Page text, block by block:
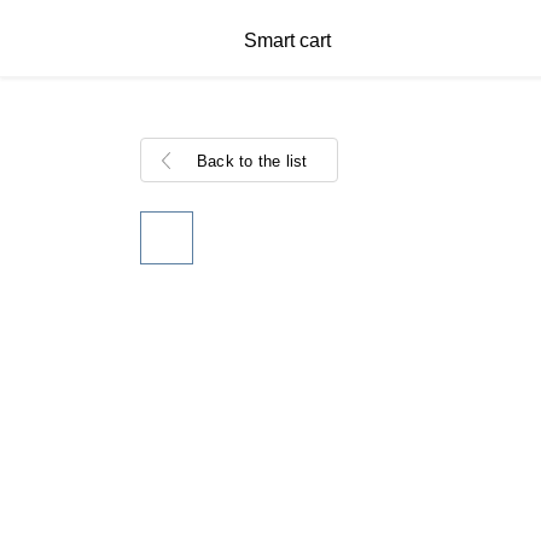
Smart cart
Back to the list